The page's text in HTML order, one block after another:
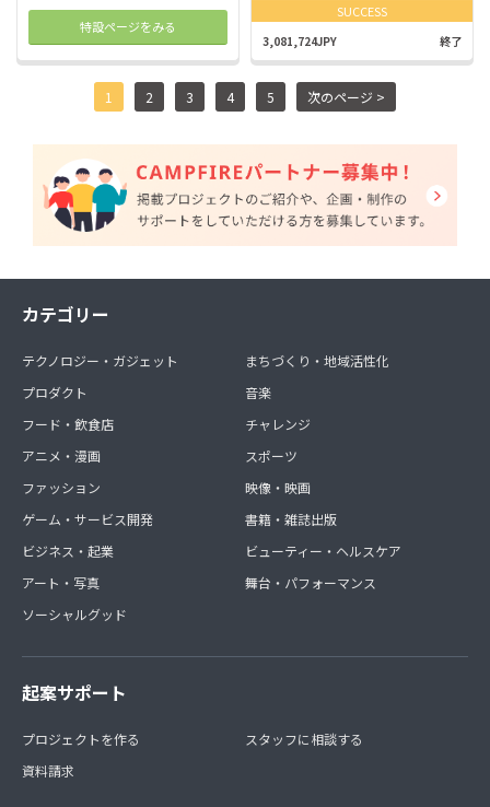
特設ページをみる
SUCCESS
3,081,724JPY 終了
1 2 3 4 5 次のページ >
カテゴリー
テクノロジー・ガジェット
プロダクト
フード・飲食店
アニメ・漫画
ファッション
ゲーム・サービス開発
ビジネス・起業
アート・写真
ソーシャルグッド
まちづくり・地域活性化
音楽
チャレンジ
スポーツ
映像・映画
書籍・雑誌出版
ビューティー・ヘルスケア
舞台・パフォーマンス
起案サポート
プロジェクトを作る
資料請求
スタッフに相談する